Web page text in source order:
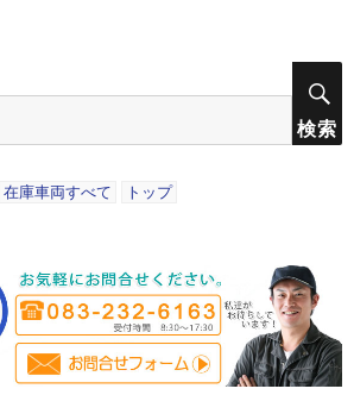
検索
在庫車両すべて トップ